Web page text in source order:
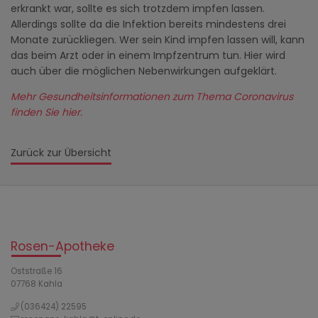
Zurück zur Übersicht
erkrankt war, sollte es sich trotzdem impfen lassen.
Allerdings sollte da die Infektion bereits mindestens drei
Monate zurückliegen. Wer sein Kind impfen lassen will, kann
das beim Arzt oder in einem Impfzentrum tun. Hier wird
auch über die möglichen Nebenwirkungen aufgeklärt.
Mehr Gesundheitsinformationen zum Thema Coronavirus
finden Sie hier.
Rosen-Apotheke
Oststraße 16
07768 Kahla
(036424) 22595